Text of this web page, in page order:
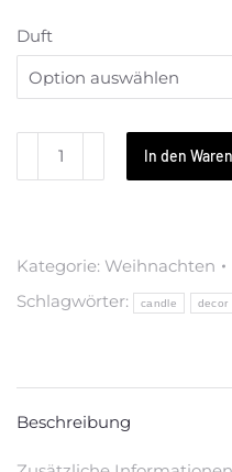
Duft
In den
Kategorie: Weihnachten
Schlagwörter:
candle decor
Beschreibung